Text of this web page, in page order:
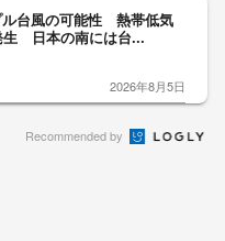
ル台風の可能性 熱帯低気
生 日本の南には台...
2026年8月5日
Recommended by